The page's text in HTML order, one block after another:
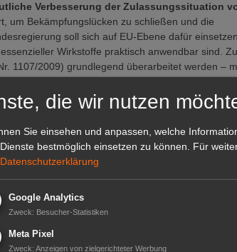
Verbesserung der Zulassungssituation
um Bekämpfungslücken zu schließen und die
soll sich auf EU-Ebene dafür einsetzen,
Wirkstoffe praktisch anwendbar sind.
1107/2009) grundlegend überarbeitet werden –
sowie der schnelleren Zulassung
Zulassungsverfahren effizienter,
Systeme in Europa sicherzustellen, um
die wir nutzen
Sie einsehen und anpassen, welche
bestmöglich einsetzen zu können.
Für
Datenschutzerklärung
Google Analytics
Zweck: Besucher-Statistiken
Meta Pixel
Zweck: Anzeigen von zielgerichteter Werbung